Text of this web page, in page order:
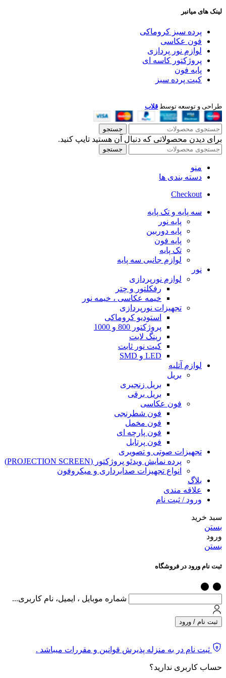
لینک های میانبر
پرده سبز کروماکی
فون عکاسی
لوازم نور پردازی
پروژکتور کاسه ای
پایه فون
کیت پرده سبز
طراحی و توسعه توسط قلاب
جستجو
برای دیدن محصولاتی که دنبال آن هستید تایپ کنید.
جستجو
منو
دسته بندی ها
Checkout
سه پایه و تک پایه
پایه نور
پایه دوربین
پایه فون
تک پایه
لوازم جانبی سه پایه
نور
لوازم نورپردازی
رفکلتور و چتر
خیمه عکاسی ، خیمه نور
تجهیزات نورپردازی
استودیو کروماکی
پروژکتور 800 و 1000
رینگ لایت
کیت نور ثابت
LED و SMD
لوازم آتلیه
بریل
بریل زنجیری
بریل برقی
فون عکاسی
فون شطرنجی
فون مخمل
فون پارچه ای
فون پرتابل
تجهیزات صوتی و تصویری
پرده نمایش ویدئو پروژکتور (PROJECTION SCREEN)
انواع تجهیزات صدابرداری و میکروفون
بلاگ
علاقه مندی
ورود / ثبت نام
سبد خرید
بستن
ورود
بستن
ثبت نام ورود در فروشگاه
شماره موبایل ، ایمیل، نام کاربری...
ثبت نام / ورود
ثبت نام در به منزله پذیرش قوانین و مقررات میباشد .
حساب کاربری ندارید؟